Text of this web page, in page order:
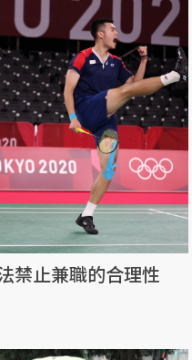
禁止兼職的合理性